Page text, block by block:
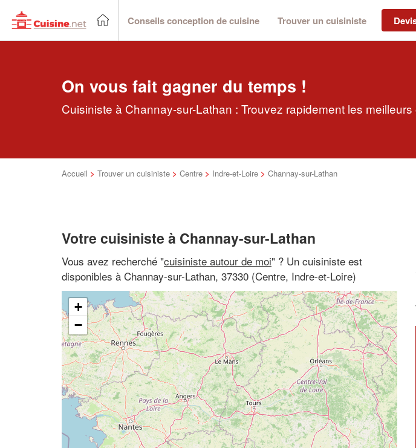
Conseils conception de cuisine Trouver un cuisiniste
On vous fait gagner du temps !
Cuisiniste à Channay-sur-Lathan : Trouvez rapidement les
Accueil > Trouver un cuisiniste > Centre > Indre-et-Loire > Channay-sur-Lathan
Votre cuisiniste à Channay-sur-Lathan
Vous avez recherché "cuisiniste autour de moi" ? Un cuisiniste est
disponibles à Channay-sur-Lathan, 37330 (Centre, Indre-et-Loire)
+
−